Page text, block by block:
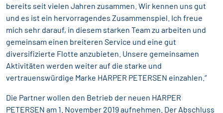
bereits seit vielen Jahren zusammen. Wir kennen uns gut
und es ist ein hervorragendes Zusammenspiel. Ich freue
mich sehr darauf, in diesem starken Team zu arbeiten und
gemeinsam einen breiteren Service und eine gut
diversifizierte Flotte anzubieten. Unsere gemeinsamen
Aktivitäten werden weiter auf die starke und
vertrauenswürdige Marke HARPER PETERSEN einzahlen.“
Die Partner wollen den Betrieb der neuen HARPER
PETERSEN am 1. November 2019 aufnehmen. Der Abschluss